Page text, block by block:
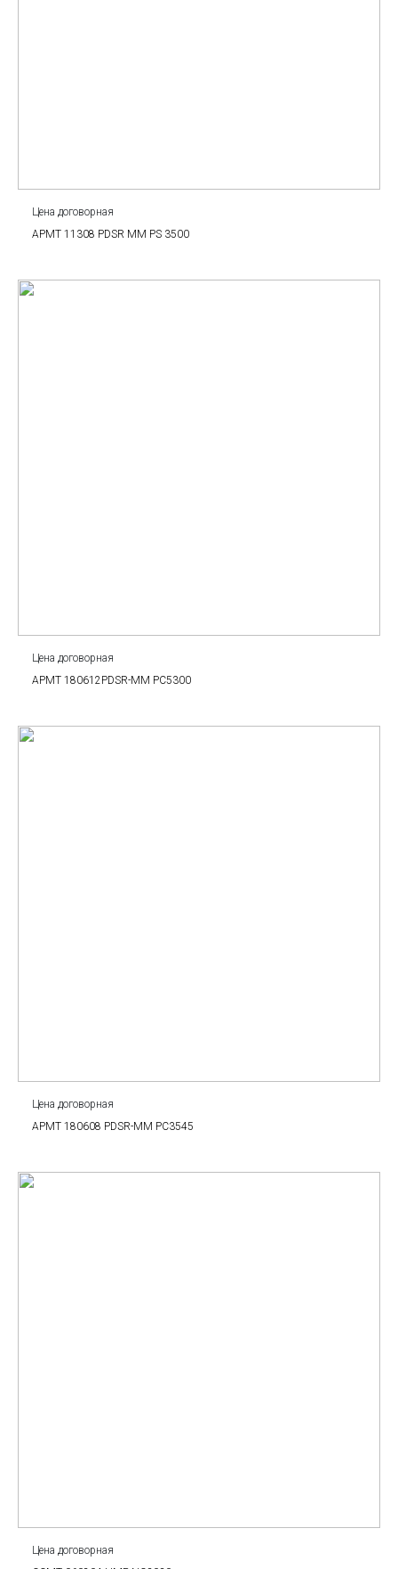
Цена договорная
APMT 11308 PDSR MM PS 3500
Цена договорная
APMT 180612PDSR-MM PC5300
Цена договорная
APMT 180608 PDSR-MM PC3545
Цена договорная